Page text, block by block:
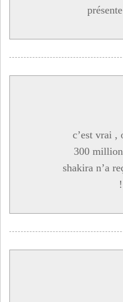
c’est vrai ,
300
shakira n’a